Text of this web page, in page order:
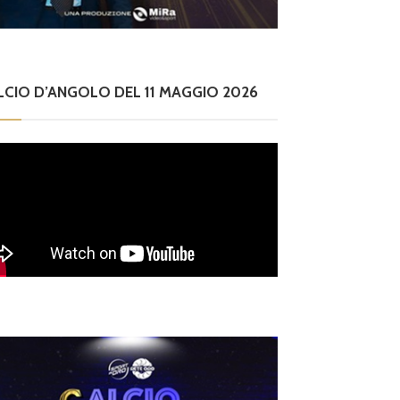
D’ANGOLO DEL 11 MAGGIO 2026